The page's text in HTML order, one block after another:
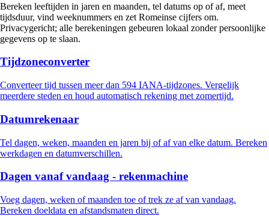
Bereken leeftijden in jaren en maanden, tel datums op of af, meet
tijdsduur, vind weeknummers en zet Romeinse cijfers om.
Privacygericht; alle berekeningen gebeuren lokaal zonder persoonlijke
gegevens op te slaan.
Tijdzoneconverter
Converteer tijd tussen meer dan 594 IANA-tijdzones. Vergelijk
meerdere steden en houd automatisch rekening met zomertijd.
Datumrekenaar
Tel dagen, weken, maanden en jaren bij of af van elke datum. Bereken
werkdagen en datumverschillen.
Dagen vanaf vandaag - rekenmachine
Voeg dagen, weken of maanden toe of trek ze af van vandaag.
Bereken doeldata en afstandsmaten direct.